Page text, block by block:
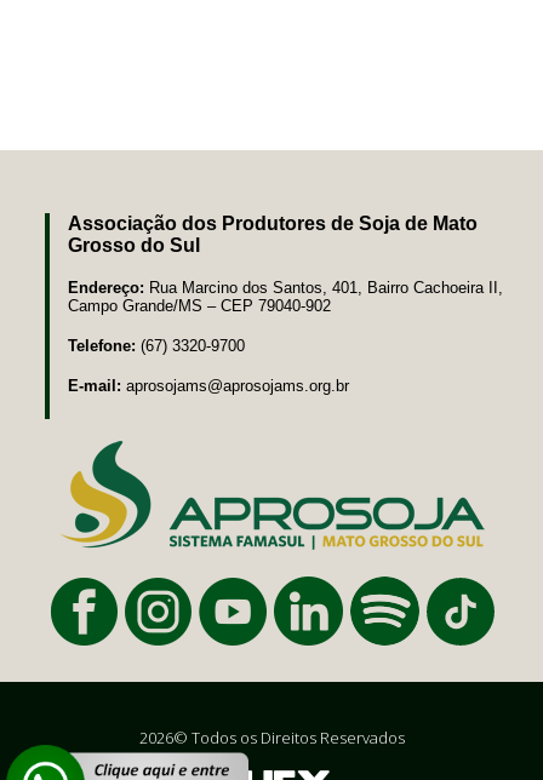
Associação dos Produtores de Soja de Mato
Grosso do Sul
Endereço: Rua Marcino dos Santos, 401, Bairro Cachoeira II,
Campo Grande/MS – CEP 79040-902
Telefone: (67) 3320-9700
E-mail: aprosojams@aprosojams.org.br
2026© Todos os Direitos Reservados